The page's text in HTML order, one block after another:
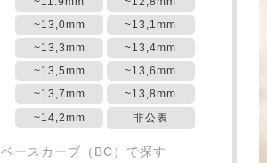
~13,0mm
~13,1mm
~13,3mm
~13,4mm
~13,5mm
~13,6mm
~13,7mm
~13,8mm
~14,2mm
非公表
ベースカーブ（BC）で探す